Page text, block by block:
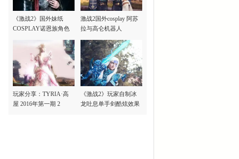
《激战2》国外妹纸
COSPLAY诺恩族角色
激战2国外cosplay 阿苏
拉与高仑机器人
玩家分享：TYRIA·高
屋 2016年第一期 2
《激战2》玩家自制冰
龙吐息单手剑酷炫效果